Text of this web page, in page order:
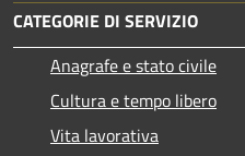
CATEGORIE DI SERVIZIO
Anagrafe e stato civile
Cultura e tempo libero
Vita lavorativa